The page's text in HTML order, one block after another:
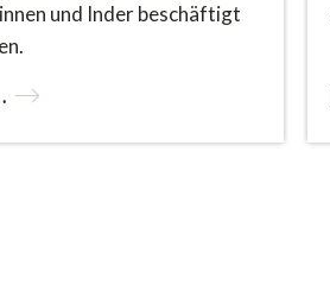
und Inder beschäftigt